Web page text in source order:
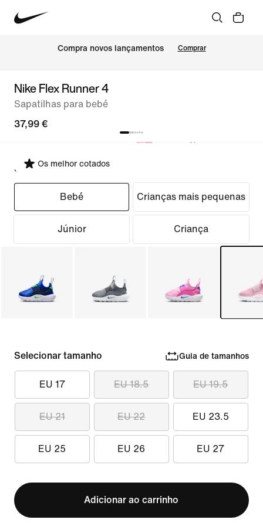
Compra novos lançamentos Comprar
Nike Flex Runner 4
Sapatilhas para bebé
37,99 €
Os melhor cotados
Selecionar ajuste
Bebé Crianças mais pequenas
Júnior Criança
Selecionar tamanho Guia de tamanhos
EU 17 EU 18.5 EU 19.5
EU 21 EU 22 EU 23.5
EU 25 EU 26 EU 27
Adicionar ao carrinho